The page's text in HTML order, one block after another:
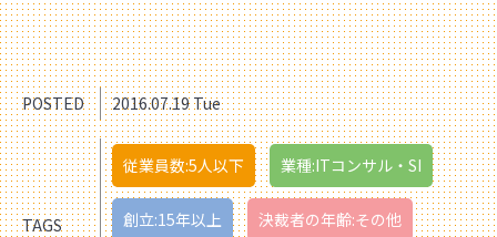
POSTED 2016.07.19 Tue
TAGS
従業員数:5人以下 業種:ITコンサル・SI
創立:15年以上 決裁者の年齢:その他